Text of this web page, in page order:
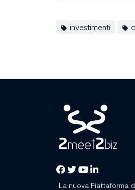
investimenti
La nuova Piattaforma